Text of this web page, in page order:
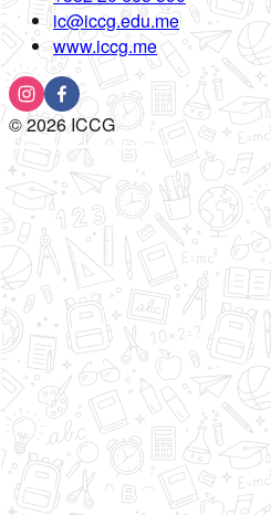
ic@iccg.edu.me
www.iccg.me
©2026ICCG